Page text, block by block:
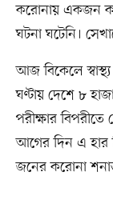
করোনায় একজন
ঘটনা ঘটেনি।
আজ বিকেলে
ঘণ্টায় দেশে ৮
পরীক্ষার
আগের দিন এ
জনের করোনা